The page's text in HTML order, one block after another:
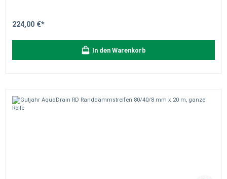
224,00 €*
In den Warenkorb